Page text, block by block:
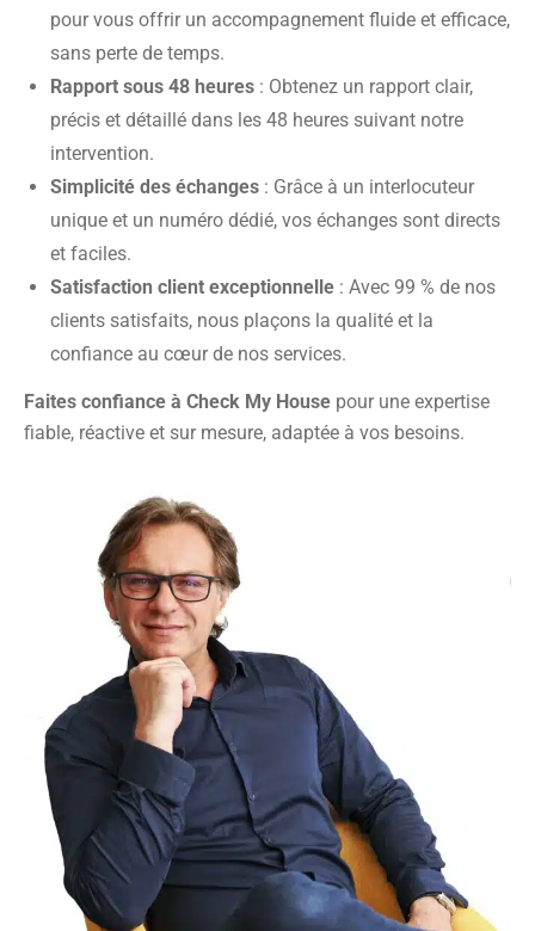
pour vous offrir un accompagnement fluide et efficace,
sans perte de temps.
Rapport sous 48 heures : Obtenez un rapport clair,
précis et détaillé dans les 48 heures suivant notre
intervention.
Simplicité des échanges : Grâce à un interlocuteur
unique et un numéro dédié, vos échanges sont directs
et faciles.
Satisfaction client exceptionnelle : Avec 99 % de nos
clients satisfaits, nous plaçons la qualité et la
confiance au cœur de nos services.
Faites confiance à Check My House pour une expertise
fiable, réactive et sur mesure, adaptée à vos besoins.